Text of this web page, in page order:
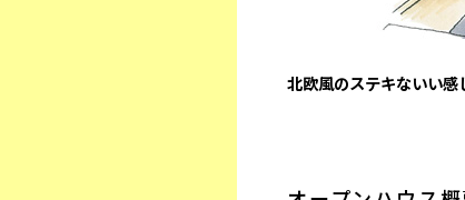
北欧風のステキないい感